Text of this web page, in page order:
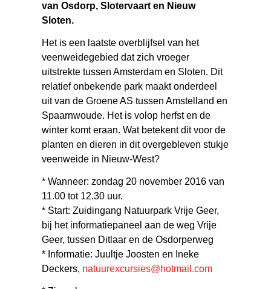
van Osdorp, Slotervaart en Nieuw
Sloten.
Het is een laatste overblijfsel van het
veenweidegebied dat zich vroeger
uitstrekte tussen Amsterdam en Sloten. Dit
relatief onbekende park maakt onderdeel
uit van de Groene AS tussen Amstelland en
Spaarnwoude. Het is volop herfst en de
winter komt eraan. Wat betekent dit voor de
planten en dieren in dit overgebleven stukje
veenweide in Nieuw-West?
* Wanneer: zondag 20 november 2016 van
11.00 tot 12.30 uur.
* Start: Zuidingang Natuurpark Vrije Geer,
bij het informatiepaneel aan de weg Vrije
Geer, tussen Ditlaar en de Osdorperweg
* Informatie: Juultje Joosten en Ineke
Deckers, natuurexcursies@hotmail.com